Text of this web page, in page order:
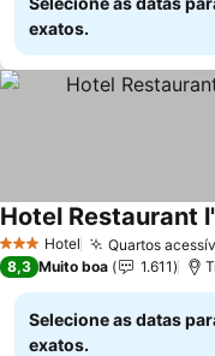
exatos.
3 EstrelasHotel Quartos
8,3 Muito boa 1.611
Selecione as datas
exatos.